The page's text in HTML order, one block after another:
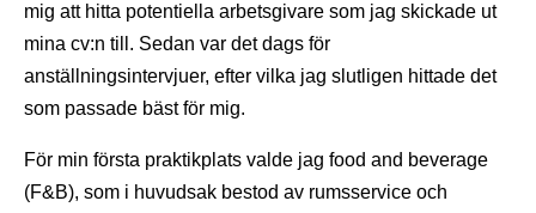
mig att hitta potentiella arbetsgivare som jag skickade ut
mina cv:n till. Sedan var det dags för
anställningsintervjuer, efter vilka jag slutligen hittade det
som passade bäst för mig.
För min första praktikplats valde jag food and beverage
(F&B), som i huvudsak bestod av rumsservice och